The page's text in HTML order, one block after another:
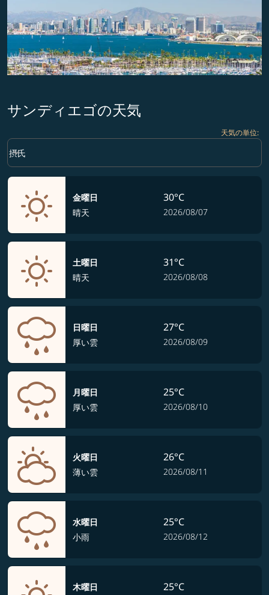
サンディエゴの天気
天気の単位:
Weather unit option 摂氏 Selected
摂氏
keyboard_arrow_down
金曜日
晴天
30°C
2026/08/07
土曜日
晴天
31°C
2026/08/08
日曜日
厚い雲
27°C
2026/08/09
月曜日
厚い雲
25°C
2026/08/10
火曜日
薄い雲
26°C
2026/08/11
水曜日
小雨
25°C
2026/08/12
木曜日
25°C